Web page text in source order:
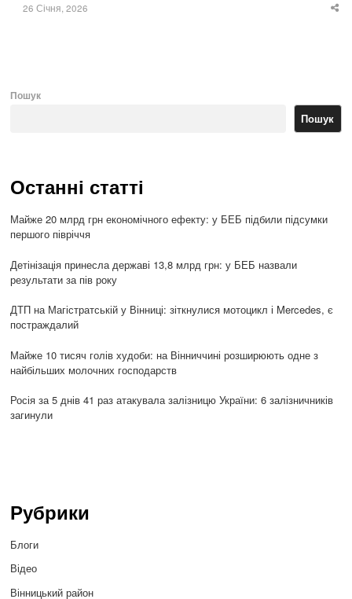
26 Січня, 2026
Пошук
Пошук
Останні статті
Майже 20 млрд грн економічного ефекту: у БЕБ підбили підсумки
першого півріччя
Детінізація принесла державі 13,8 млрд грн: у БЕБ назвали
результати за пів року
ДТП на Магістратській у Вінниці: зіткнулися мотоцикл і Mercedes, є
постраждалий
Майже 10 тисяч голів худоби: на Вінниччині розширюють одне з
найбільших молочних господарств
Росія за 5 днів 41 раз атакувала залізницю України: 6 залізничників
загинули
Рубрики
Блоги
Відео
Вінницький район